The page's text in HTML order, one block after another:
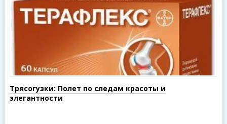
Трясогузки: Полет по следам красоты и
элегантности